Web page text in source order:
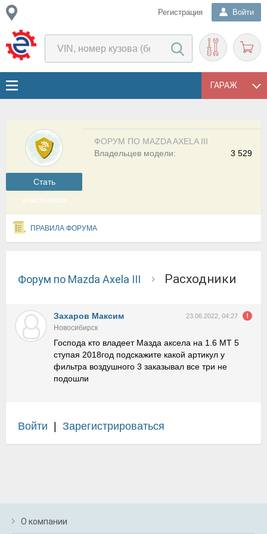
Регистрация Войти
ГАРАЖ
Cтать
участником
ФОРУМ ПО MAZDA AXELA III
3 529
Владельцев модели:
ПРАВИЛА ФОРУМА
Форум по Mazda Axela III Расходники
Захаров Максим 23.06.2022, 04:27
Новосибирск
Господа кто владеет Мазда аксела на 1.6 МТ 5
ступая 2018год подскажите какой артикул у
фильтра воздушного 3 заказывал все три не
подошли
Войти Зарегистрироваться
О компании